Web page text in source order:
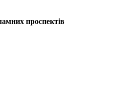
проспектів